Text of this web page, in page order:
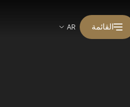
القائمة AR